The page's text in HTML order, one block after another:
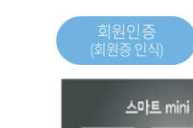
회원인증
(회원증 인식)